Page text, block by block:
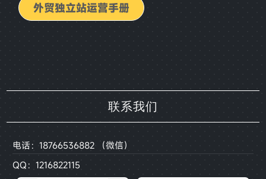
外贸独立站运营手册
联系我们
电话：18766536882 （微信）
QQ：1216822115